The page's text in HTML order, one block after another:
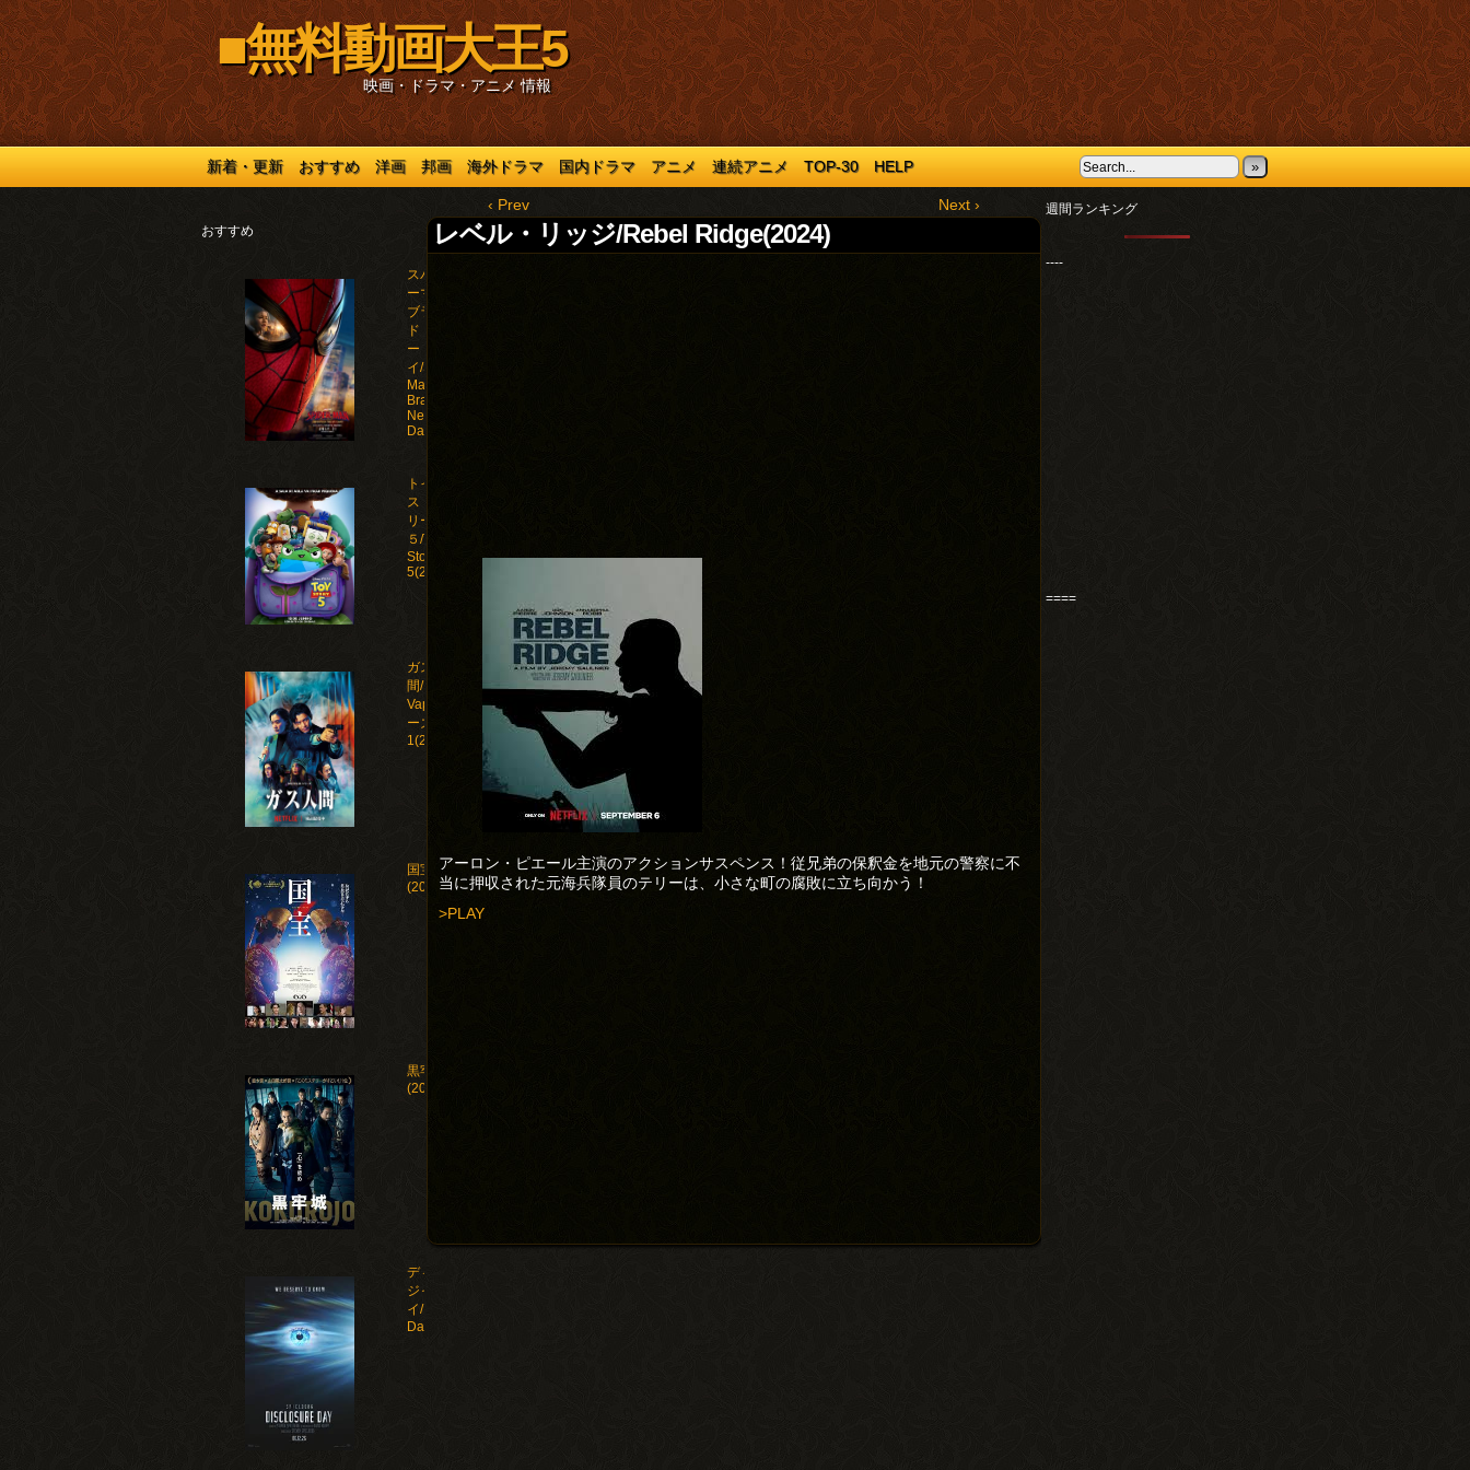
■無料動画大王5
映画・ドラマ・アニメ 情報
新着・更新 おすすめ 洋画 邦画 海外ドラマ 国内ドラマ アニメ 連続アニメ TOP-30 HELP »
おすすめ
スパイダ
ーマン：
ブラン
ド・ニュ
ー・デ
イ/Spider-
Man:
Brand
New
Day(2026)
トイ・
ストー
リー
５/Toy
Story
5(2026)
ガス人
間/Human
Vapor シ
ーズン
1(2026)
国宝
(2025)
黒牢城
(2026)
ディスクロー
ジャー・デ
イ/Disclosure
Day(2026)
‹ Prev Next ›
レベル・リッジ/Rebel Ridge(2024)
アーロン・ピエール主演のアクションサスペンス！従兄弟の保釈金を地元の警察に不
当に押収された元海兵隊員のテリーは、小さな町の腐敗に立ち向かう！
>PLAY
週間ランキング
----
====